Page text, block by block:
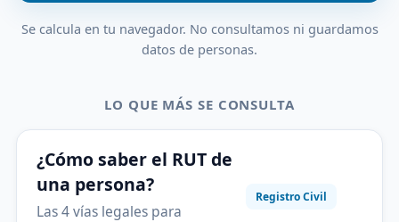
Se calcula en tu navegador. No consultamos ni guardamos
datos de personas.
LO QUE MÁS SE CONSULTA
¿Cómo saber el RUT de
una persona?
Las 4 vías legales para
Registro Civil